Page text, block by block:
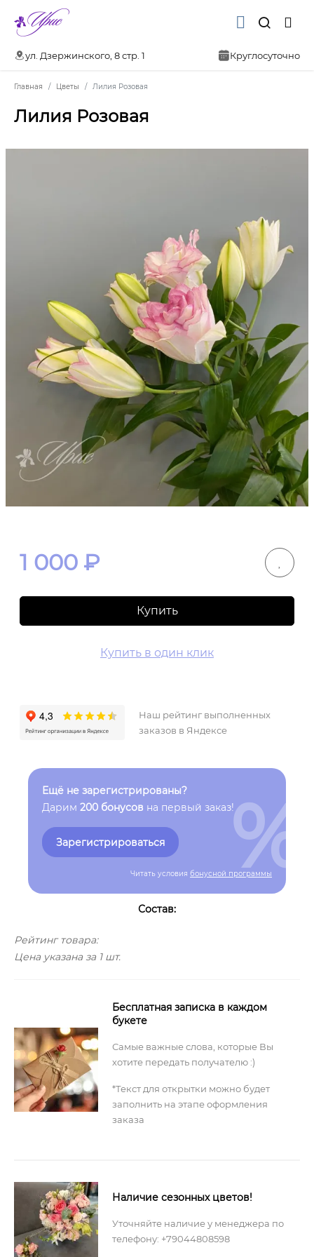
ул. Дзержинского, 8 стр. 1 Круглосуточно
Главная Цветы Лилия Розовая
Лилия Розовая
1 000 ₽
Купить
Купить в один клик
Наш рейтинг выполненных
заказов в Яндексе
Ещё не зарегистрированы?
Дарим 200 бонусов на первый заказ!
Зарегистрироваться
Читать условия бонусной программы
%
Состав:
Рейтинг товара:
Цена указана за 1 шт.
Бесплатная записка в каждом
букете
Самые важные слова, которые Вы
хотите передать получателю :)
*Текст для открытки можно будет
заполнить на этапе оформления
заказа
Наличие сезонных цветов!
Уточняйте наличие у менеджера по
телефону: +79044808598